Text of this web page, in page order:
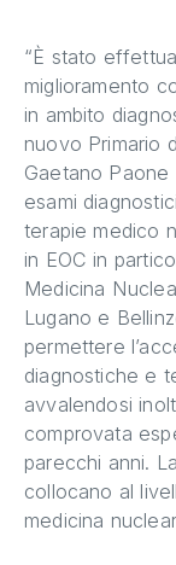
“È stato
miglioramento
in ambito
nuovo Primario
Gaetano
esami
terapie medico
in EOC in
Medicina
Lugano e
permettere
diagnostiche e
avvalendosi
comprovata
parecchi anni.
collocano al
medicina